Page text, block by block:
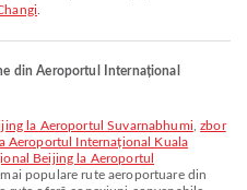
din Aeroportul Internațional
la Aeroportul Suvarnabhumi ,zbor
Aeroportul Internațional Kuala
Beijing la Aeroportul
populare rute aeroportuare din